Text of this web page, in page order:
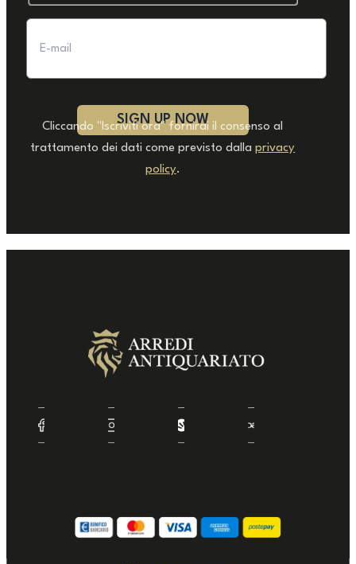
Cliccando "Iscriviti ora" fornirai il consenso al
trattamento dei dati come previsto dallaprivacy
policy.